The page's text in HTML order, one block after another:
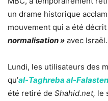
un drame historique
mouvement qui a été décrit
normalisation » avec Israël.
Lundi, les utilisateurs des
qu’al-Taghreba al-
été retiré de Shahid.net, le